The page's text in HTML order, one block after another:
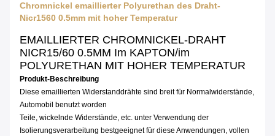
Chromnickel emaillierter Polyurethan des Draht-
Nicr1560 0.5mm mit hoher Temperatur
EMAILLIERTER CHROMNICKEL-DRAHT
NICR15/60 0.5MM Im KAPTON/im
POLYURETHAN MIT HOHER TEMPERATUR
Produkt-Beschreibung
Diese emaillierten Widerstanddrähte sind breit für Normalwiderstände,
Automobil benutzt worden
Teile, wickelnde Widerstände, etc. unter Verwendung der
Isolierungsverarbeitung bestgeeignet für diese Anwendungen, vollen